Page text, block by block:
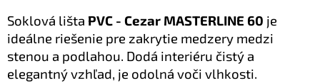
Soklová lišta PVC - Cezar MASTERLINE 60 je
ideálne riešenie pre zakrytie medzery medzi
stenou a podlahou. Dodá interiéru čistý a
elegantný vzhľad, je odolná voči vlhkosti.